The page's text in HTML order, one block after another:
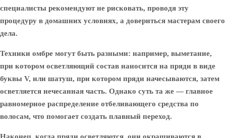
специалисты рекомендуют не рисковать, проводя эту
процедуру в домашних условиях, а довериться мастерам своего
дела.
Техники омбре могут быть разными: например, выметание,
при котором осветляющий состав наносится на пряди в виде
буквы V, или шатуш, при котором пряди начесываются, затем
осветляется нечесанная часть. Однако суть та же — главное
равномерное распределение отбеливающего средства по
волосам, что помогает создать плавный переход.